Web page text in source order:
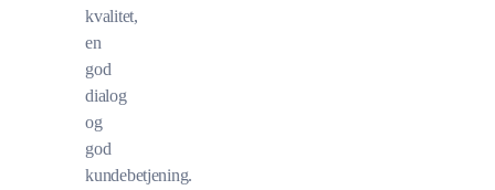
kvalitet,
en
god
dialog
og
god
kundebetjening.